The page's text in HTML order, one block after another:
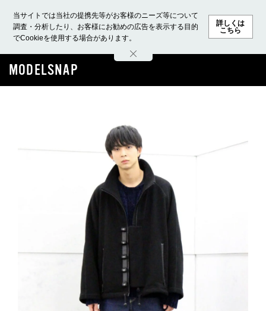
当サイトでは当社の提携先等がお客様のニーズ等について
調査・分析したり、お客様にお勧めの広告を表示する目的
でCookieを使用する場合があります。
詳しくは
こちら
ホーム モデル募集 ランキング ファッション ビューテ
MODELSNAP